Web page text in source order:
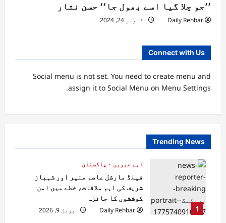
’’جو چلا گیا اسے بھول جا‘‘ حسن نثار
Daily Rehbar اکتوبر 24, 2024
Connect with Us
Social menu is not set. You need to create menu and
assign it to Social Menu on Menu Settings.
Trending News
1
اہم خبریں
پاکستان
فیلڈ مارشل عاصم منیر اور شہباز
شریف کی اہم ملاقات، خطے میں امن
کوششوں کا جائزہ
Daily Rehbar
اپریل 9, 2026